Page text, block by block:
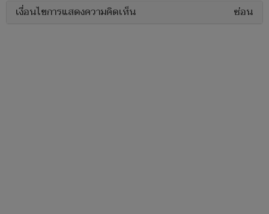
เงื่อนไขการแสดงความคิดเห็น ซ่อน